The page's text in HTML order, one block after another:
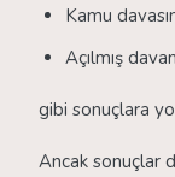
Kamu
Açılmış
gibi sonuçlara
Ancak sonuçlar